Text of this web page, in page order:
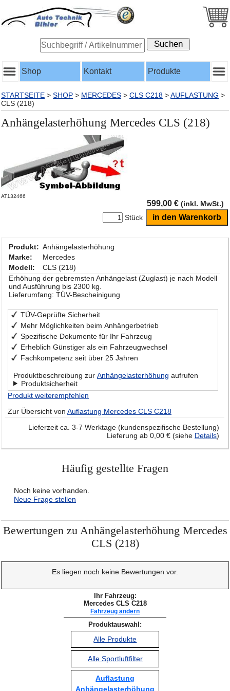
Shop Kontakt Produkte
STARTSEITE > SHOP > MERCEDES > CLS C218 >AUFLASTUNG >
CLS (218)
Anhängelasterhöhung Mercedes CLS (218)
AT132466
599,00 € (inkl. MwSt.)
Stück
Produkt: Anhängelasterhöhung
Marke:
Mercedes
Modell:
CLS (218)
Erhöhung der gebremsten Anhängelast (Zuglast) je nach Modell
und Ausführung bis 2300 kg.
Lieferumfang: TÜV-Bescheinigung
TÜV-Geprüfte Sicherheit
Mehr Möglichkeiten beim Anhängerbetrieb
Spezifische Dokumente für Ihr Fahrzeug
Erheblich Günstiger als ein Fahrzeugwechsel
Fachkompetenz seit über 25 Jahren
Produktbeschreibung zur Anhängelasterhöhung aufrufen
Produktsicherheit
Produkt weiterempfehlen
Zur Übersicht von Auflastung Mercedes CLS C218
Lieferzeit ca. 3-7 Werktage (kundenspezifische Bestellung)
Lieferung ab 0,00 € (siehe Details)
Häufig gestellte Fragen
Noch keine vorhanden.
Neue Frage stellen
Bewertungen zu Anhängelasterhöhung Mercedes
CLS (218)
Es liegen noch keine Bewertungen vor.
Ihr Fahrzeug:
Mercedes CLS C218
Fahrzeug ändern
Produktauswahl:
Alle Produkte
Alle Sportluftfilter
Auflastung
Anhängelasterhöhung